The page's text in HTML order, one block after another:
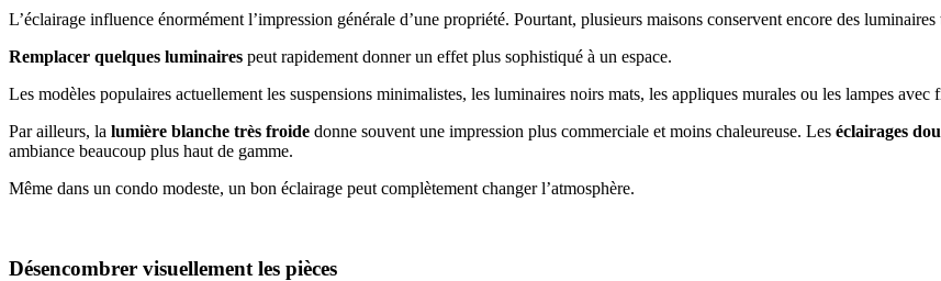
L’éclairage influence énormément l’impression générale d’une propriété. Pourtant, plusieurs maisons conservent encore des luminaires
Remplacer quelques luminaires peut rapidement donner un effet plus sophistiqué à un espace.
Les modèles populaires actuellement les suspensions minimalistes, les luminaires noirs mats, les appliques murales ou les lampes
Par ailleurs, la lumière blanche très froide donne souvent une impression plus commerciale et moins chaleureuse. Les éclairages
ambiance beaucoup plus haut de gamme.
Même dans un condo modeste, un bon éclairage peut complètement changer l’atmosphère.
Désencombrer visuellement les pièces